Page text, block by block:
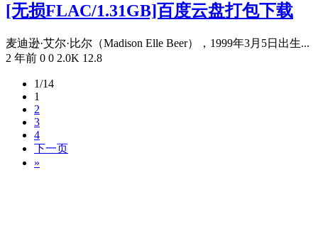
[无损FLAC/1.31GB]百度云盘打包下载
麦迪逊·艾尔·比尔（Madison Elle Beer），1999年3月5日出生...
2 年前 0 0 2.0K 12.8
1/14
1
2
3
4
下一页
»